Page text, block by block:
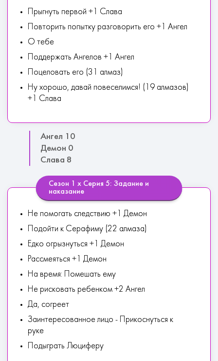
Прыгнуть первой +1 Слава
Повторить попытку разговорить его +1 Ангел
О тебе
Поддержать Ангелов +1 Ангел
Поцеловать его (31 алмаз)
Ну хорошо, давай повеселимся! (19 алмазов)
+1 Слава
Ангел 10
Демон 0
Слава 8
Сезон 1 х Серия 5: Задание и
наказание
Не помогать следствию +1 Демон
Подойти к Серафиму (22 алмаза)
Едко огрызнуться +1 Демон
Рассмеяться +1 Демон
На время: Помешать ему
Не рисковать ребенком +2 Ангел
Да, согреет
Заинтересованное лицо - Прикоснуться к
руке
Подыграть Люциферу